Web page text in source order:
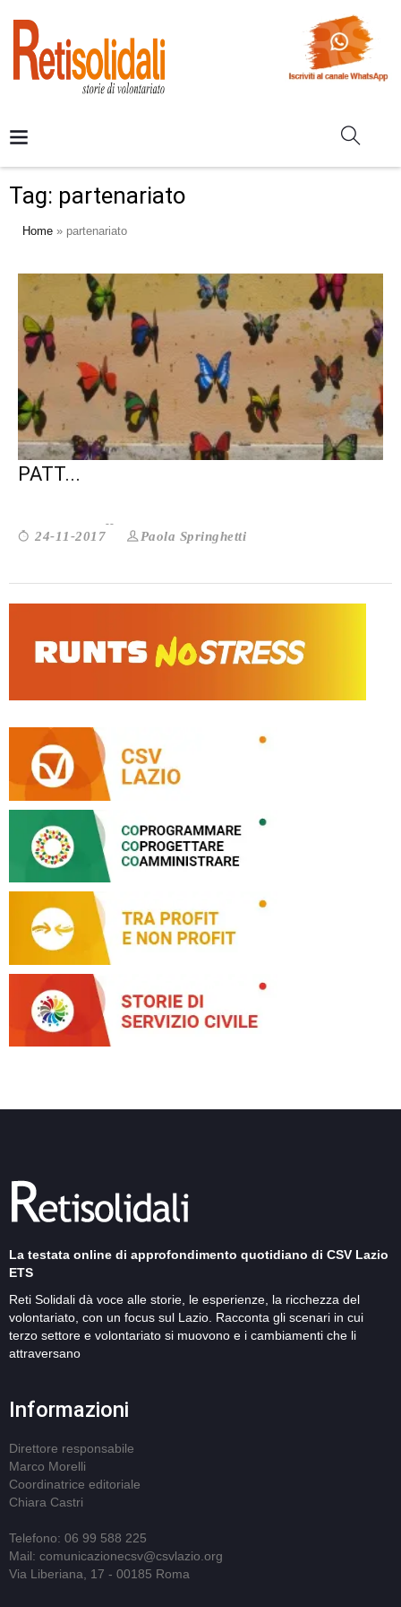
Tag: partenariato
Home » partenariato
LAZIO. IL VOLONTARIATO CHIEDE UN
PATT...
24-11-2017 Paola Springhetti
La testata online di approfondimento quotidiano di CSV Lazio
ETS
Reti Solidali dà voce alle storie, le esperienze, la ricchezza del
volontariato, con un focus sul Lazio. Racconta gli scenari in cui
terzo settore e volontariato si muovono e i cambiamenti che li
attraversano
Informazioni
Direttore responsabile
Marco Morelli
Coordinatrice editoriale
Chiara Castri
Telefono: 06 99 588 225
Mail: comunicazionecsv@csvlazio.org
Via Liberiana, 17 - 00185 Roma